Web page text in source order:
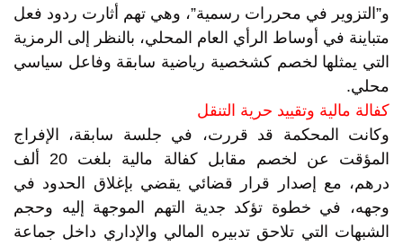
و”التزوير في محررات رسمية”، وهي تهم أثارت ردود فعل
متباينة في أوساط الرأي العام المحلي، بالنظر إلى الرمزية
التي يمثلها لخصم كشخصية رياضية سابقة وفاعل سياسي
محلي.
كفالة مالية وتقييد حرية التنقل
وكانت المحكمة قد قررت، في جلسة سابقة، الإفراج
المؤقت عن لخصم مقابل كفالة مالية بلغت 20 ألف
درهم، مع إصدار قرار قضائي يقضي بإغلاق الحدود في
وجهه، في خطوة تؤكد جدية التهم الموجهة إليه وحجم
الشبهات التي تلاحق تدبيره المالي والإداري داخل جماعة